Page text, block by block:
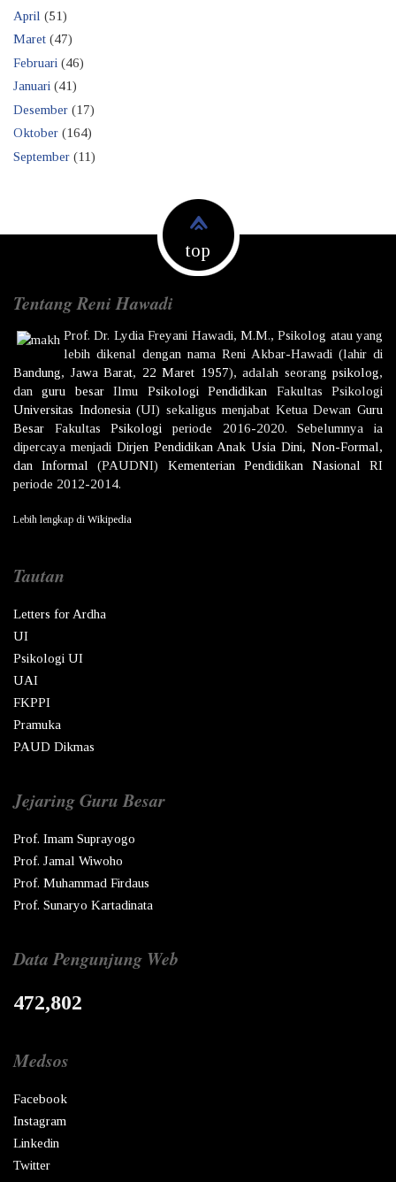
April (51)
Maret (47)
Februari (46)
Januari (41)
Desember (17)
Oktober (164)
September (11)
top
Tentang Reni Hawadi
Prof. Dr. Lydia Freyani Hawadi, M.M., Psikolog atau yang
lebih dikenal dengan nama Reni Akbar-Hawadi (lahir di
Bandung, Jawa Barat, 22 Maret 1957), adalah seorang psikolog,
danguru besarIlmu Psikologi Pendidikan Fakultas Psikologi
Universitas Indonesia(UI) sekaligus menjabat Ketua DewanGuru
Besar FakultasPsikologi periode 2016-2020. Sebelumnya ia
dipercaya menjadi Dirjen Pendidikan Anak Usia Dini, Non-Formal,
dan Informal (PAUDNI) Kementerian Pendidikan Nasional
RI
periode 2012-2014.
Lebih lengkap di Wikipedia
Tautan
Letters for Ardha
UI
Psikologi UI
UAI
FKPPI
Pramuka
PAUD Dikmas
Jejaring Guru Besar
Prof. Imam Suprayogo
Prof. Jamal Wiwoho
Prof. Muhammad Firdaus
Prof. Sunaryo Kartadinata
Data Pengunjung Web
472,802
Medsos
Facebook
Instagram
Linkedin
Twitter